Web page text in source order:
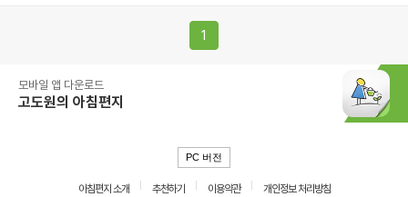
1
모바일 앱 다운로드
고도원의 아침편지
PC 버전
아침편지 소개 추천하기 이용약관
개인정보 처리방침